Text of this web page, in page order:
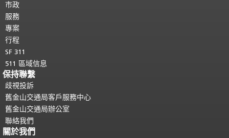
都會重複顯示。
市政
服務
專案
行程
SF 311
511 區域信息
保持聯繫
歧視投訴
舊金山交通局客戶服務中心
舊金山交通局辦公室
聯絡我們
關於我們